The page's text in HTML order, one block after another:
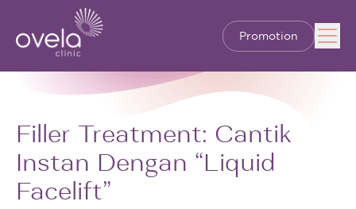
Promotion
Filler Treatment: Cantik
Instan Dengan “Liquid
Facelift”